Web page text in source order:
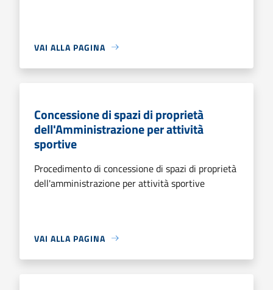
VAI ALLA PAGINA
Concessione di spazi di proprietà
dell'Amministrazione per attività
sportive
Procedimento di concessione di spazi di proprietà
dell'amministrazione per attività sportive
VAI ALLA PAGINA